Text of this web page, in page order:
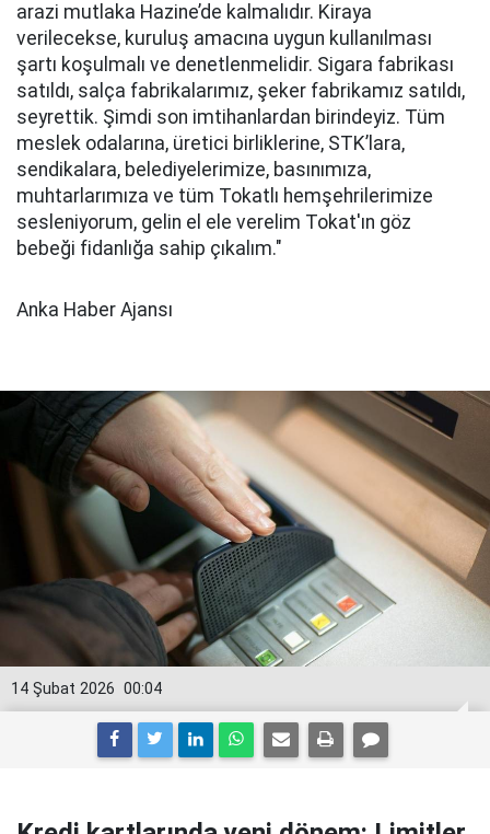
arazi mutlaka Hazine’de kalmalıdır. Kiraya
verilecekse, kuruluş amacına uygun kullanılması
şartı koşulmalı ve denetlenmelidir. Sigara fabrikası
satıldı, salça fabrikalarımız, şeker fabrikamız satıldı,
seyrettik. Şimdi son imtihanlardan birindeyiz. Tüm
meslek odalarına, üretici birliklerine, STK’lara,
sendikalara, belediyelerimize, basınımıza,
muhtarlarımıza ve tüm Tokatlı hemşehrilerimize
sesleniyorum, gelin el ele verelim Tokat'ın göz
bebeği fidanlığa sahip çıkalım."
Anka Haber Ajansı
00:04
14 Şubat 2026